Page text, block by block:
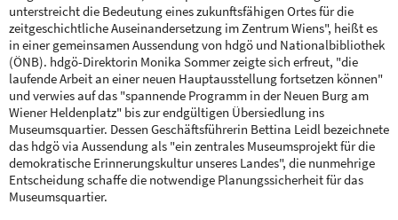
unterstreicht die Bedeutung eines zukunftsfähigen Ortes für die
zeitgeschichtliche Auseinandersetzung im Zentrum Wiens", heißt es
in einer gemeinsamen Aussendung von hdgö und Nationalbibliothek
(ÖNB). hdgö-Direktorin Monika Sommer zeigte sich erfreut, "die
laufende Arbeit an einer neuen Hauptausstellung fortsetzen können"
und verwies auf das "spannende Programm in der Neuen Burg am
Wiener Heldenplatz" bis zur endgültigen Übersiedlung ins
Museumsquartier. Dessen Geschäftsführerin Bettina Leidl bezeichnete
das hdgö via Aussendung als "ein zentrales Museumsprojekt für die
demokratische Erinnerungskultur unseres Landes", die nunmehrige
Entscheidung schaffe die notwendige Planungssicherheit für das
Museumsquartier.